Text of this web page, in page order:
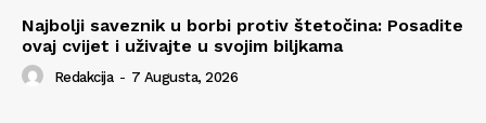
Najbolji saveznik u borbi protiv štetočina: Posadite
ovaj cvijet i uživajte u svojim biljkama
Redakcija - 7 Augusta, 2026